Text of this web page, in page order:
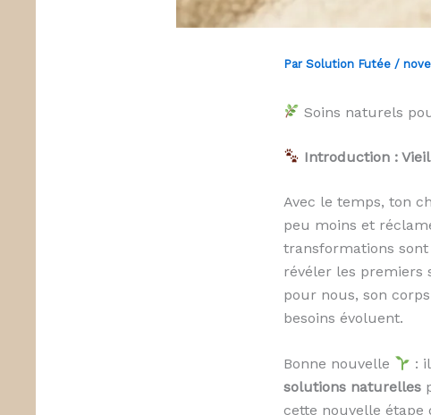
Par Solution Futée /
Soins naturels
Introduction :
Avec le temps, ton
peu moins et
transformations
révéler les premiers
pour nous, son
besoins évoluent.
Bonne nouvelle :
solutions naturelles
cette nouvelle